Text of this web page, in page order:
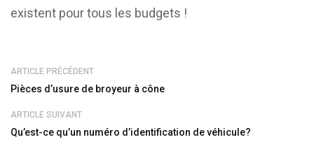
existent pour tous les budgets !
ARTICLE PRÉCÉDENT
Pièces d’usure de broyeur à cône
ARTICLE SUIVANT
Qu’est-ce qu’un numéro d’identification de véhicule?